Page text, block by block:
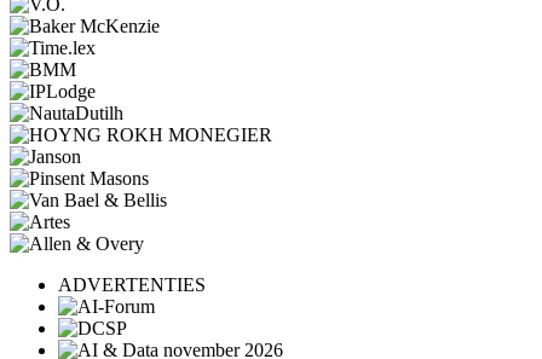
ADVERTENTIES